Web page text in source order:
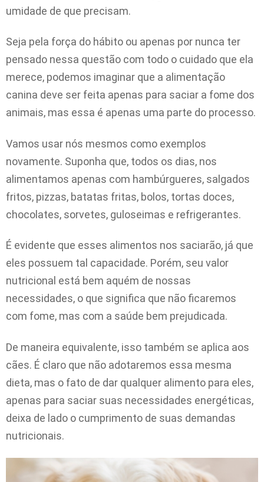
umidade de que precisam.
Seja pela força do hábito ou apenas por nunca ter
pensado nessa questão com todo o cuidado que ela
merece, podemos imaginar que a alimentação
canina deve ser feita apenas para saciar a fome dos
animais, mas essa é apenas uma parte do processo.
Vamos usar nós mesmos como exemplos
novamente. Suponha que, todos os dias, nos
alimentamos apenas com hambúrgueres, salgados
fritos, pizzas, batatas fritas, bolos, tortas doces,
chocolates, sorvetes, guloseimas e refrigerantes.
É evidente que esses alimentos nos saciarão, já que
eles possuem tal capacidade. Porém, seu valor
nutricional está bem aquém de nossas
necessidades, o que significa que não ficaremos
com fome, mas com a saúde bem prejudicada.
De maneira equivalente, isso também se aplica aos
cães. É claro que não adotaremos essa mesma
dieta, mas o fato de dar qualquer alimento para eles,
apenas para saciar suas necessidades energéticas,
deixa de lado o cumprimento de suas demandas
nutricionais.